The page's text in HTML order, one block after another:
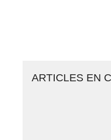
ARTICLES EN